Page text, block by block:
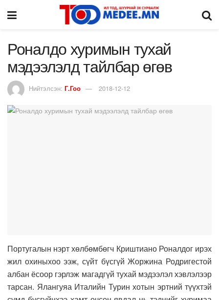
Роналдо хуримын тухай
мэдээлэлд тайлбар өгөв
Нийтэлсэн: Г.Гоо 2018-12-12
Португалын нэрт хөлбөмбөгч Криштиано Роналдог ирэх
жил охиныхоо ээж, сүйт бүсгүй Жоржина Родригестой
албан ёсоор гэрлэж магадгүй тухай мэдээлэл хэвлэлээр
тарсан. Ялангуяа Италийн Турин хотын эртний түүхтэй